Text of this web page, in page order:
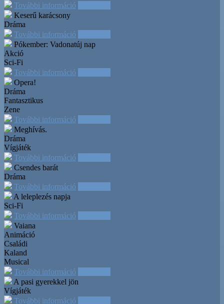
További információ
Keserű karácsony
Dráma
További információ
Pókember: Vadonatúj nap
Akció
Sci-Fi
További információ
Opera!
Dráma
Fantasztikus
Zene
További információ
Meghívás.
Dráma
Vígjáték
További információ
Csendes barát
Dráma
További információ
A leleplezés napja
Sci-Fi
További információ
Vaiana
Animáció
Családi
Kaland
Musical
További információ
A pasi gyerekkel jön
Vígjáték
További információ